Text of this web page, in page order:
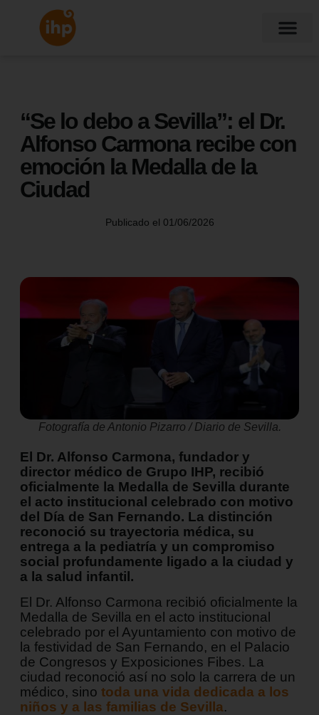
“Se lo debo a Sevilla”: el Dr.
Alfonso Carmona recibe con
emoción la Medalla de la
Ciudad
Publicado el 01/06/2026
Fotografía de Antonio Pizarro / Diario de Sevilla.
El Dr. Alfonso Carmona, fundador y
director médico de Grupo IHP, recibió
oficialmente la Medalla de Sevilla durante
el acto institucional celebrado con motivo
del Día de San Fernando. La distinción
reconoció su trayectoria médica, su
entrega a la pediatría y un compromiso
social profundamente ligado a la ciudad y
a la salud infantil.
El Dr. Alfonso Carmona recibió oficialmente la
Medalla de Sevilla en el acto institucional
celebrado por el Ayuntamiento con motivo de
la festividad de San Fernando, en el Palacio
de Congresos y Exposiciones Fibes. La
ciudad reconoció así no solo la carrera de un
médico, sino toda una vida dedicada a los
niños y a las familias de Sevilla.